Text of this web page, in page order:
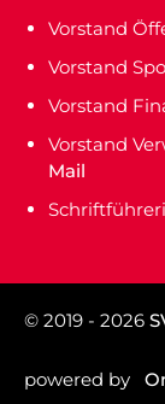
Vorstand
Vorstand
Vorstand
Vorstand
Mail
© 2019 - 2026
powered by